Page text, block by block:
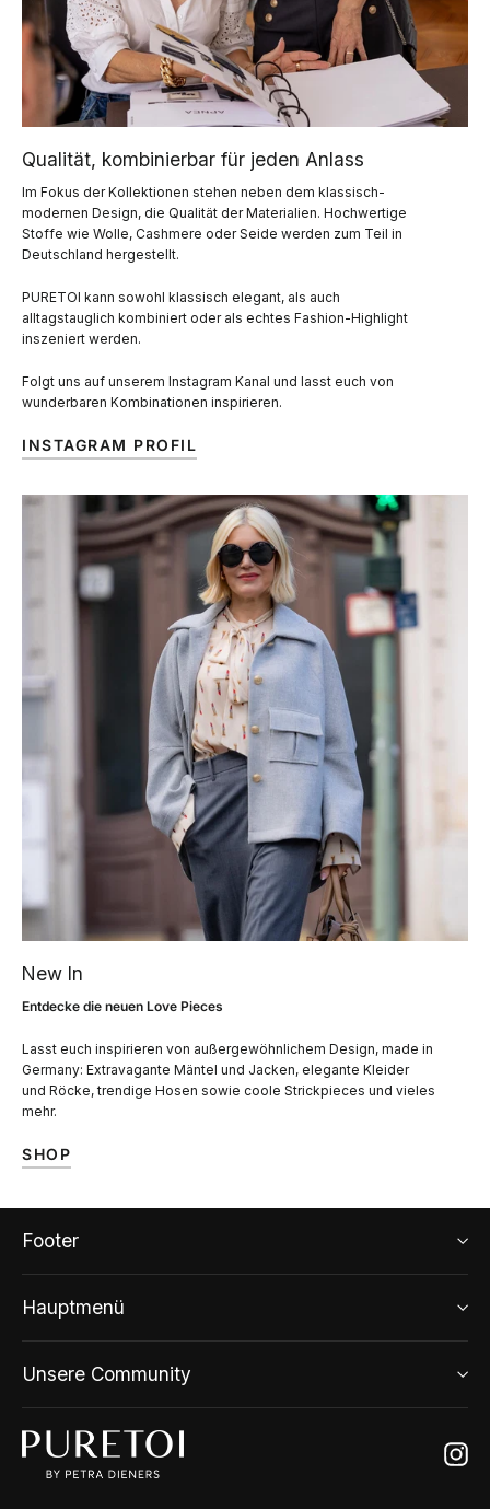
Qualität, kombinierbar für jeden Anlass
Im Fokus der Kollektionen stehen neben dem klassisch-
modernen Design, die Qualität der Materialien. Hochwertige
Stoffe wie Wolle, Cashmere oder Seide werden zum Teil in
Deutschland hergestellt.
PURETOI kann sowohl klassisch elegant, als auch
alltagstauglich kombiniert oder als echtes Fashion-Highlight
inszeniert werden.
Folgt uns auf unserem Instagram Kanal und lasst euch von
wunderbaren Kombinationen inspirieren.
INSTAGRAM PROFIL
New In
Entdecke die neuen Love Pieces
Lasst euch inspirieren von außergewöhnlichem Design, made in
Germany: Extravagante Mäntel und Jacken, elegante Kleider
und Röcke, trendige Hosen sowie coole Strickpieces und vieles
mehr.
SHOP
Footer
Hauptmenü
Unsere Community